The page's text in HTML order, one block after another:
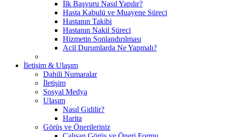
İlk Başvuru Nasıl Yapılır?
Hasta Kabulü ve Muayene Süreci
Hastanın Takibi
Hastanın Nakil Süreci
Hizmetin Sonlandırılması
Acil Durumlarda Ne Yapmalı?
İletişim & Ulaşım
Dahili Numaralar
İletişim
Sosyal Medya
Ulaşım
Nasıl Gidilir?
Harita
Görüş ve Önerileriniz